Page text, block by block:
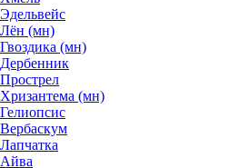
Эдельвейс
Лён (мн)
Гвоздика (мн)
Дербенник
Прострел
Хризантема (мн)
Гелиопсис
Вербаскум
Лапчатка
Айва